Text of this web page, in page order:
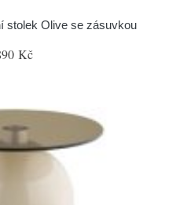
stolek Olive se zásuvkou
Kč